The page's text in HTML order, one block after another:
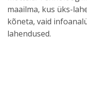
maailma, kus üks-
kõneta, vaid
lahendused.